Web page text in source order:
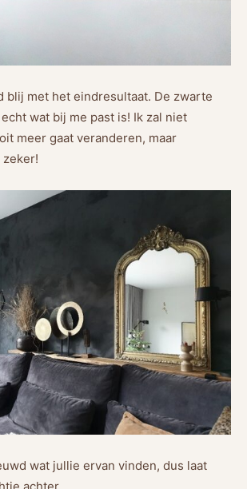
blij met het eindresultaat. De zwarte
wat bij me past is! Ik zal niet
meer gaat veranderen, maar
wat jullie ervan vinden, dus laat
achter.